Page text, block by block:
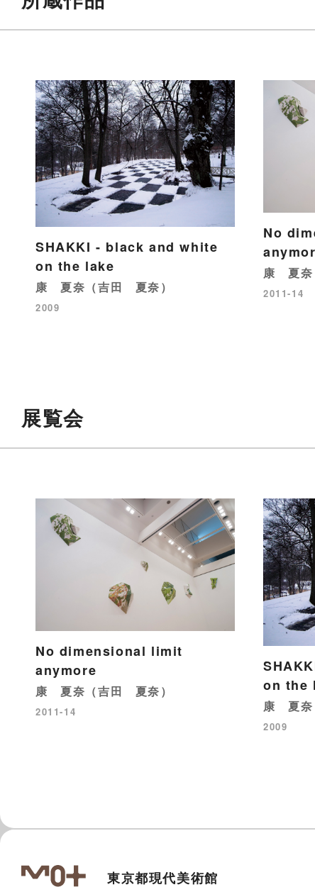
SHAKKI - black and white
on the lake
康 夏奈（吉田 夏奈）
2009
No
康 夏奈
2011-14
展覧会
No dimensional limit
anymore
康 夏奈（吉田 夏奈）
2011-14
on the
康 夏奈
2009
東京都現代美術館